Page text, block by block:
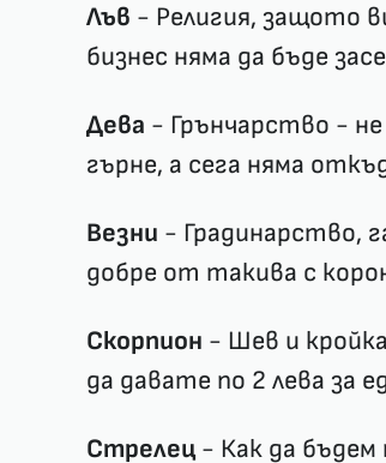
Лъв - Религия, защото
бизнес няма да бъде
Дева - Грънчарство -
гърне, а сега няма
Везни - Градинарство,
добре от такива с
Скорпион - Шев и
да давате по 2 лева за
Стрелец- Как да бъдем